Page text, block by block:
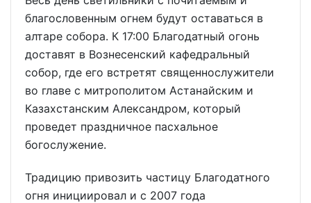
благословенным огнем будут оставаться в
алтаре собора. К 17:00 Благодатный огонь
доставят в Вознесенский кафедральный
собор, где его встретят священнослужители
во главе с митрополитом Астанайским и
Казахстанским Александром, который
проведет праздничное пасхальное
богослужение.
Традицию привозить частицу Благодатного
огня инициировал и с 2007 года